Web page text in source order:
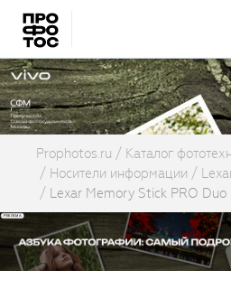
Prophotos.ru
Каталог
Носители информации
Lexar Memory Stick PRO